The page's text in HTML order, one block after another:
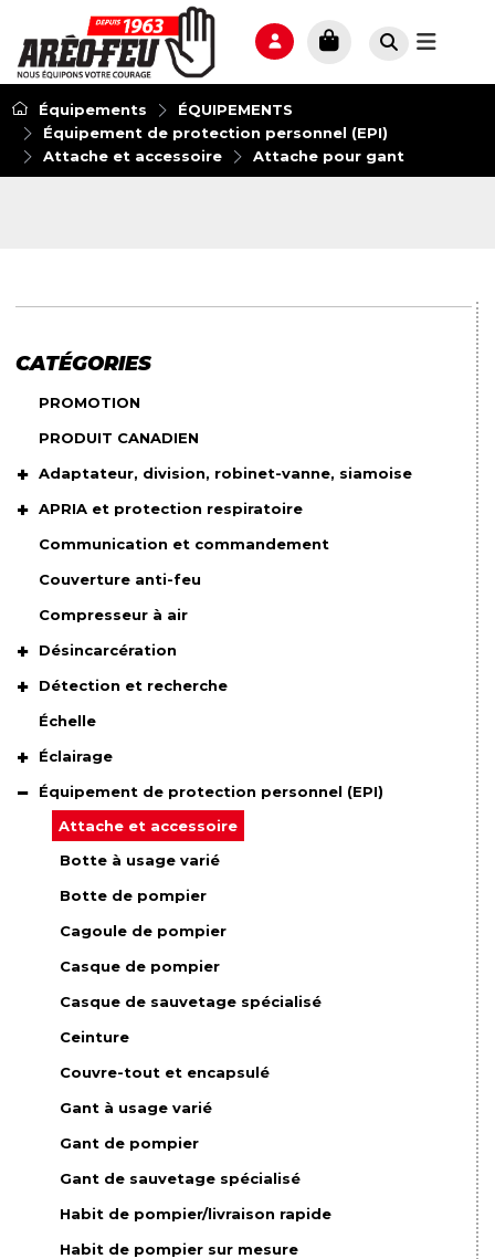
Équipements
ÉQUIPEMENTS
Équipement de protection personnel (EPI)
Attache et accessoire
Attache pour gant
CATÉGORIES
PROMOTION
PRODUIT CANADIEN
Adaptateur, division, robinet-vanne, siamoise
APRIA et protection respiratoire
Communication et commandement
Couverture anti-feu
Compresseur à air
Désincarcération
Détection et recherche
Échelle
Éclairage
Équipement de protection personnel (EPI)
Attache et accessoire
Botte à usage varié
Botte de pompier
Cagoule de pompier
Casque de pompier
Casque de sauvetage spécialisé
Ceinture
Couvre-tout et encapsulé
Gant à usage varié
Gant de pompier
Gant de sauvetage spécialisé
Habit de pompier/livraison rapide
Habit de pompier sur mesure